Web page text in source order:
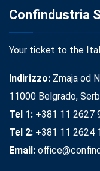
Confindustria
Your ticket to the
Indirizzo: Zmaja od
11000 Belgrado,
Tel 1: +381 11 2627
Tel 2: +381 11 2624
Email: